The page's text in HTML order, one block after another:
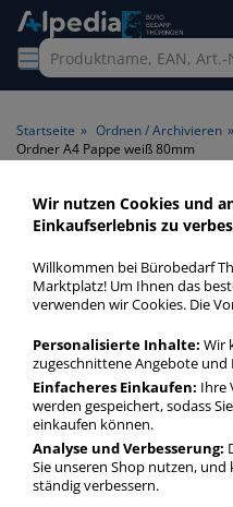
Startseite » Ordnen / Archivieren »
Ordner A4 Pappe weiß 80mm
Ordner A4
>
weiß
Ordner A4 Pappe weiß
günstigen Preis. Finden Sie
80mm mit unserer Filter-
Ordner A4 Pappe
mehr Infos zur Kategorie
Wir nutzen Cookies und
Einkaufserlebnis zu
Willkommen bei Bürobedarf
Marktplatz! Um Ihnen das
verwenden wir Cookies. Die
Personalisierte Inhalte: Wir
zugeschnittene Angebote und
Einfacheres Einkaufen: Ihre
werden gespeichert, sodass
einkaufen können.
Analyse und Verbesserung:
Sie unseren Shop nutzen,
ständig verbessern.